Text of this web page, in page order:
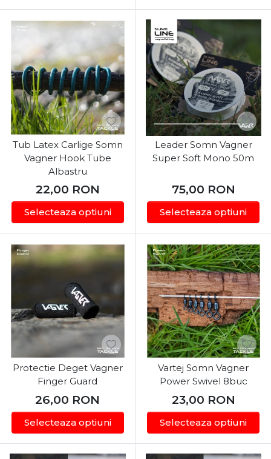
Tub Latex Carlige Somn
Vagner Hook Tube
Albastru
22,00 RON
Selecteaza optiuni
Leader Somn Vagner
Super Soft Mono 50m
75,00 RON
Selecteaza optiuni
Protectie Deget Vagner
Finger Guard
26,00 RON
Selecteaza optiuni
Vartej Somn Vagner
Power Swivel 8buc
23,00 RON
Selecteaza optiuni